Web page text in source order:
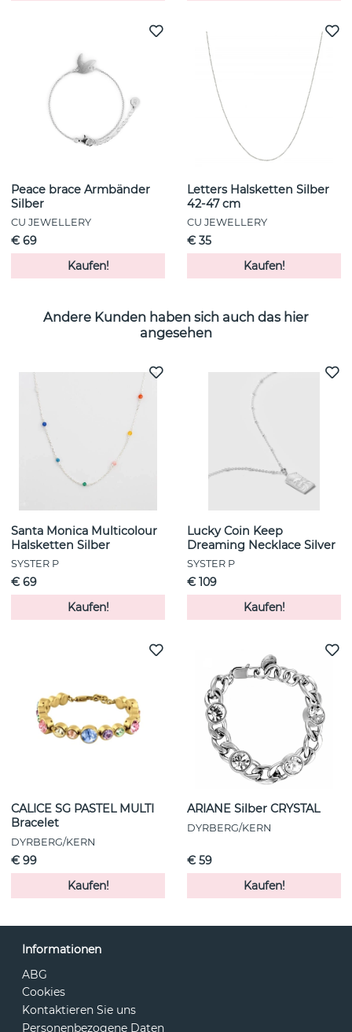
Peace brace Armbänder
Silber
CU JEWELLERY
€ 69
Kaufen!
Letters Halsketten Silber
42-47 cm
CU JEWELLERY
€ 35
Kaufen!
Andere Kunden haben sich auch das hier
angesehen
Santa Monica Multicolour
Halsketten Silber
SYSTER P
€ 69
Kaufen!
Lucky Coin Keep
Dreaming Necklace Silver
SYSTER P
€ 109
Kaufen!
CALICE SG PASTEL MULTI
Bracelet
DYRBERG/KERN
€ 99
Kaufen!
ARIANE Silber CRYSTAL
DYRBERG/KERN
€ 59
Kaufen!
Informationen
ABG
Cookies
Kontaktieren Sie uns
Personenbezogene Daten